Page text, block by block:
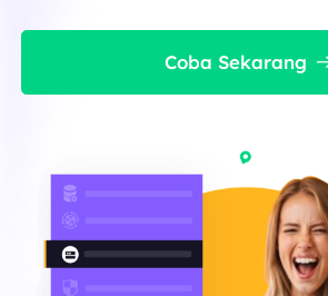
Coba Sekarang